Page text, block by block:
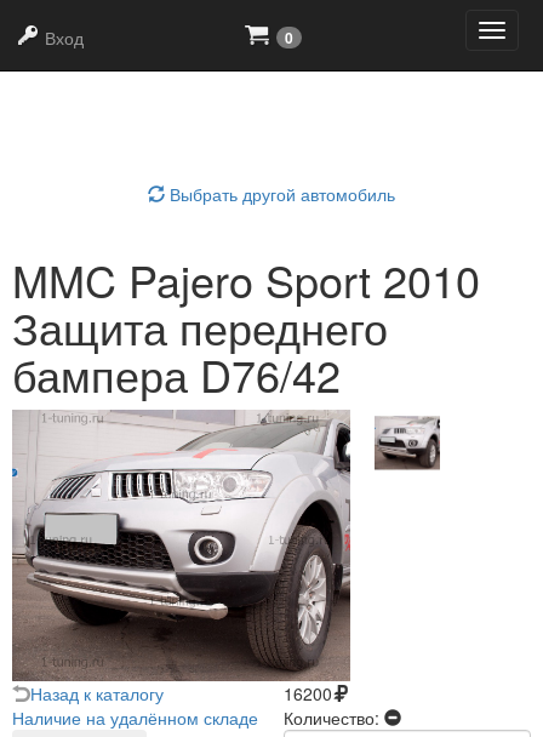
Вход 0
Выбрать другой автомобиль
MMC Pajero Sport 2010
Защита переднего
бампера D76/42
Назад к каталогу
Наличие на удалённом складе
16200
Количество: